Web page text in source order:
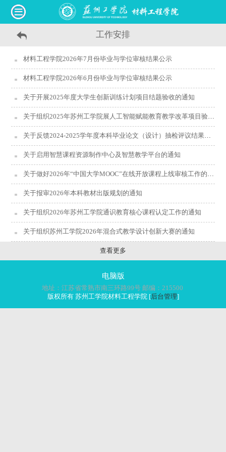
工作安排
材料工程学院2026年7月份毕业与学位审核结果公示
材料工程学院2026年6月份毕业与学位审核结果公示
关于开展2025年度大学生创新训练计划项目结题验收的通知
关于组织2025年苏州工学院展人工智能赋能教育教学改革项目验收的通知
关于反馈2024-2025学年度本科毕业论文（设计）抽检评议结果及问题整改的通知
关于启用智慧课程资源制作中心及智慧教学平台的通知
关于做好2026年“中国大学MOOC”在线开放课程上线审核工作的通知
关于报审2026年本科教材出版规划的通知
关于组织2026年苏州工学院通识教育核心课程认定工作的通知
关于组织苏州工学院2026年混合式教学设计创新大赛的通知
查看更多
电脑版
地址：江苏省常熟市南三环路99号 邮编：215500
版权所有 苏州工学院材料工程学院 [后台管理]